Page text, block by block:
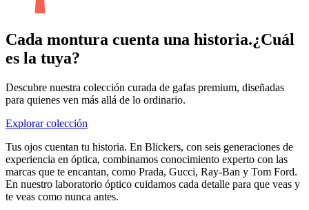
Cada montura cuenta una historia.¿Cuál
es la tuya?
Descubre nuestra colección curada de gafas premium, diseñadas
para quienes ven más allá de lo ordinario.
Explorar colección
Tus ojos cuentan tu historia. En Blickers, con seis generaciones de
experiencia en óptica, combinamos conocimiento experto con las
marcas que te encantan, como Prada, Gucci, Ray-Ban y Tom Ford.
En nuestro laboratorio óptico cuidamos cada detalle para que veas y
te veas como nunca antes.